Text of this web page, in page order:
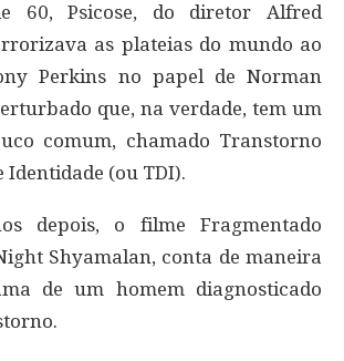
60, Psicose, do diretor Alfred
as plateias do mundo ao
Perkins no papel de Norman
que, na verdade, tem um
comum, chamado Transtorno
Identidade (ou TDI).
depois, o filme Fragmentado
Shyamalan, conta de maneira
de um homem diagnosticado